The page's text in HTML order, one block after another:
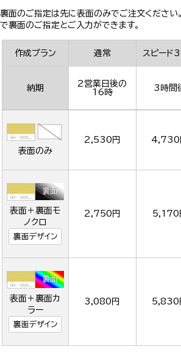
裏面のご指定は先に表面のみでご注文ください
で裏面のご指定とご入力ができます。
作成プラン 通常 スピード
納期
2営業日後の
16時
3時間
表面のみ
2,530円 4,730
表面＋裏面モ
ノクロ
裏面デザイン
2,750円 5,170
表面＋裏面カ
ラー
裏面デザイン
3,080円 5,830